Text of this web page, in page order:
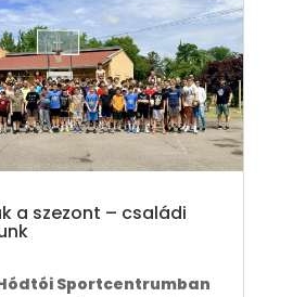
a szezont – családi
Sportcentrumban